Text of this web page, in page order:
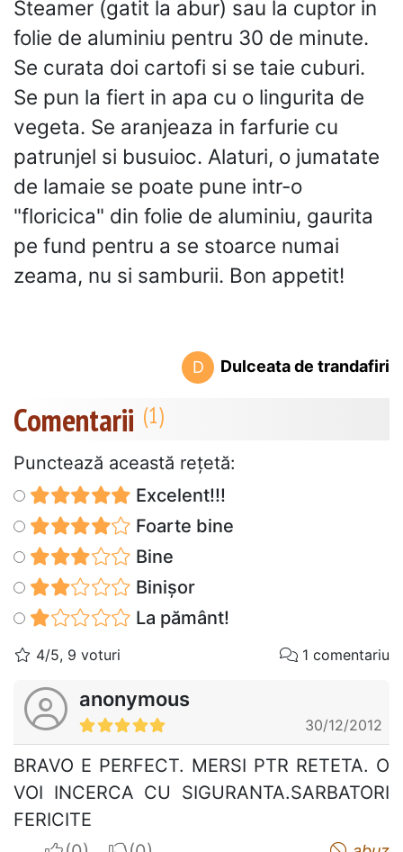
Steamer (gatit la abur) sau la cuptor in
folie de aluminiu pentru 30 de minute.
Se curata doi cartofi si se taie cuburi.
Se pun la fiert in apa cu o lingurita de
vegeta. Se aranjeaza in farfurie cu
patrunjel si busuioc. Alaturi, o jumatate
de lamaie se poate pune intr-o
"floricica" din folie de aluminiu, gaurita
pe fund pentru a se stoarce numai
zeama, nu si samburii. Bon appetit!
D Dulceata de trandafiri
Comentarii
Punctează această reţetă:
Excelent!!!
Foarte bine
Bine
Binișor
La pământ!
4/5, 9 voturi 1 comentariu
anonymous
30/12/2012
BRAVO E PERFECT. MERSI PTR RETETA. O
VOI INCERCA CU SIGURANTA.SARBATORI
FERICITE